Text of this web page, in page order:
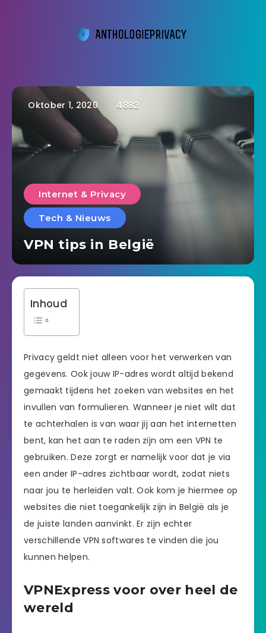
Oktober 1, 2020 4882
Internet & Privacy
Tech & Nieuws
VPN tips in België
Inhoud
Privacy geldt niet alleen voor het verwerken van
gegevens. Ook jouw IP-adres wordt altijd bekend
gemaakt tijdens het zoeken van websites en het
invullen van formulieren. Wanneer je niet wilt dat
te achterhalen is van waar jij aan het internetten
bent, kan het aan te raden zijn om een VPN te
gebruiken. Deze zorgt er namelijk voor dat je via
een ander IP-adres zichtbaar wordt, zodat niets
naar jou te herleiden valt. Ook kom je hiermee op
websites die niet toegankelijk zijn in België als je
de juiste landen aanvinkt. Er zijn echter
verschillende VPN softwares te vinden die jou
kunnen helpen.
VPNExpress voor over heel de
wereld